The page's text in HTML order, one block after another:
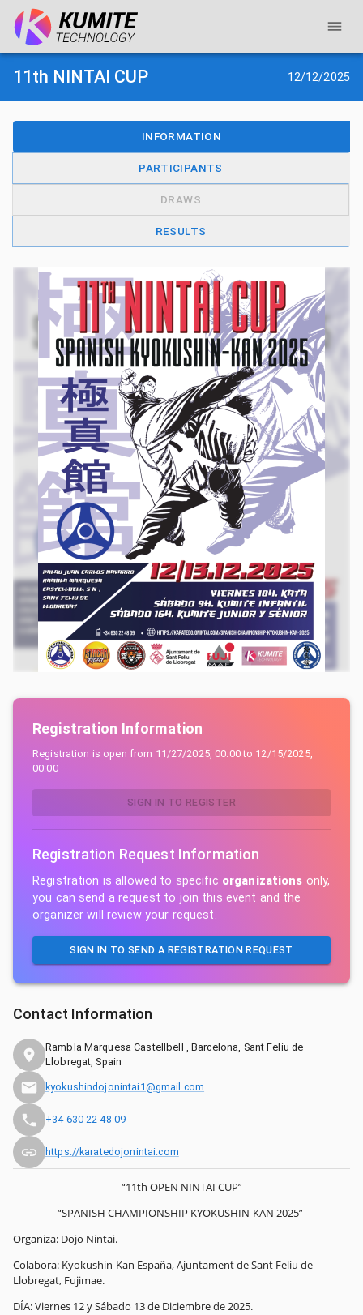
11th NINTAI CUP 12/12/2025
INFORMATION
PARTICIPANTS
DRAWS
RESULTS
“11th OPEN NINTAI CUP”
“SPANISH CHAMPIONSHIP KYOKUSHIN-KAN 2025”
Organiza: Dojo Nintai.
Colabora: Kyokushin-Kan España, Ajuntament de Sant Feliu de
Llobregat, Fujimae.
DÍA: Viernes 12 y Sábado 13 de Diciembre de 2025.
Registration Information
Registration is open from 11/27/2025, 00:00to 12/15/2025,
00:00
SIGN IN TO REGISTER
Registration Request Information
Registration is allowed to specific organizations only,
you can send a request to join this event and the
organizer will review your request.
SIGN IN TO SEND A REGISTRATION REQUEST
Contact Information
Rambla Marquesa Castellbell , Barcelona, Sant Feliu de
Llobregat, Spain
kyokushindojonintai1@gmail.com
+34 630 22 48 09
https://karatedojonintai.com